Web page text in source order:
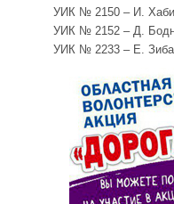
УИК № 2150 – И.
УИК № 2152 – Д.
УИК № 2233 – Е.